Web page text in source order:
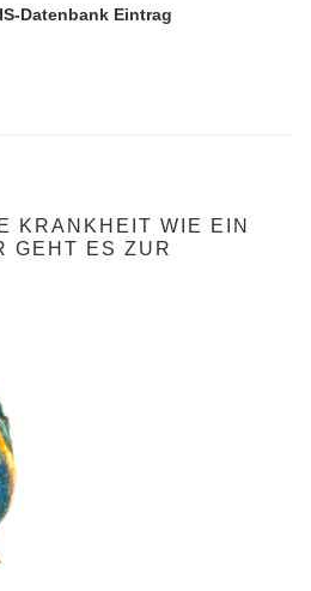
Datenbank Eintrag
KRANKHEIT WIE EIN
GEHT ES ZUR